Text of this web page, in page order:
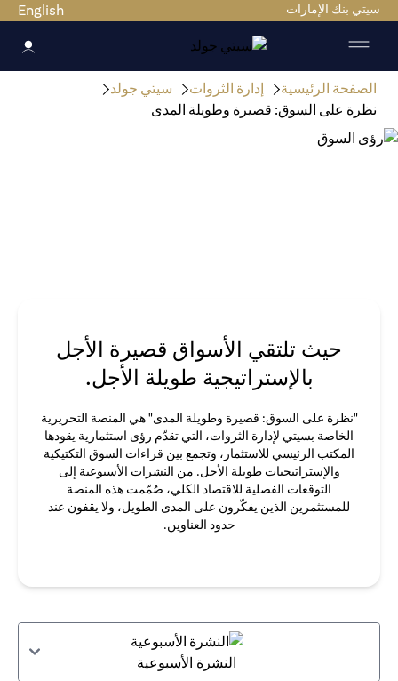
سيتي بنك الإمارات English
الصفحة الرئيسية إدارة الثروات
سيتي جولد
نظرة على السوق: قصيرة وطويلة المدى
حيث تلتقي الأسواق قصيرة الأجل
بالإستراتيجية طويلة الأجل.
"نظرة على السوق: قصيرة وطويلة المدى" هي المنصة التحريرية
الخاصة بسيتي لإدارة الثروات، التي تقدّم رؤى استثمارية يقودها
المكتب الرئيسي للاستثمار، وتجمع بين قراءات السوق التكتيكية
والإستراتيجيات طويلة الأجل. من النشرات الأسبوعية إلى
التوقعات الفصلية للاقتصاد الكلي، صُمّمت هذه المنصة
للمستثمرين الذين يفكّرون على المدى الطويل، ولا يقفون عند
حدود العناوين.
النشرة الأسبوعية